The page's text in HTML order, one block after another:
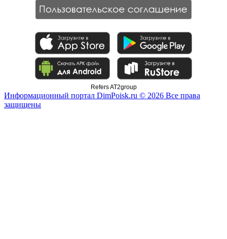
Refers AT2group
Информационный портал DimPoisk.ru © 2026 Все права
защищены